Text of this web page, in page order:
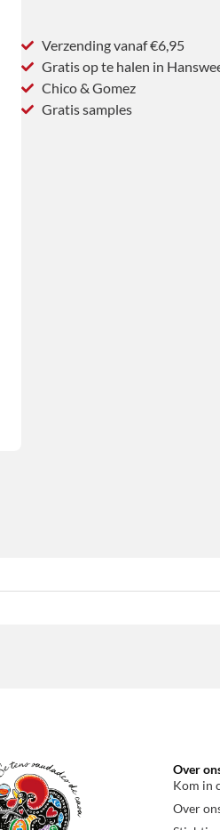
Verzending vanaf €6,95
Gratis op te halen in
Chico & Gomez
Gratis samples
Over
Kom in
Over